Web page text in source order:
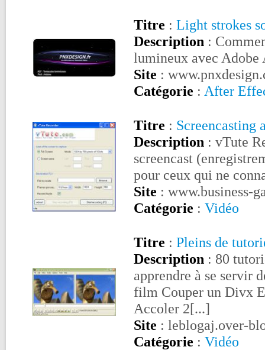
Titre : Light strokes
Description :
lumineux avec
Site :
Catégorie : After
Titre : Screencasting
Description : vTute
screencast
pour ceux qui ne
Site : www.business-
Catégorie : Vidéo
Titre : Pleins de
Description : 80
apprendre à se servir
film Couper un Divx
Accoler 2[...]
Site : leblogaj.over-
Catégorie : Vidéo